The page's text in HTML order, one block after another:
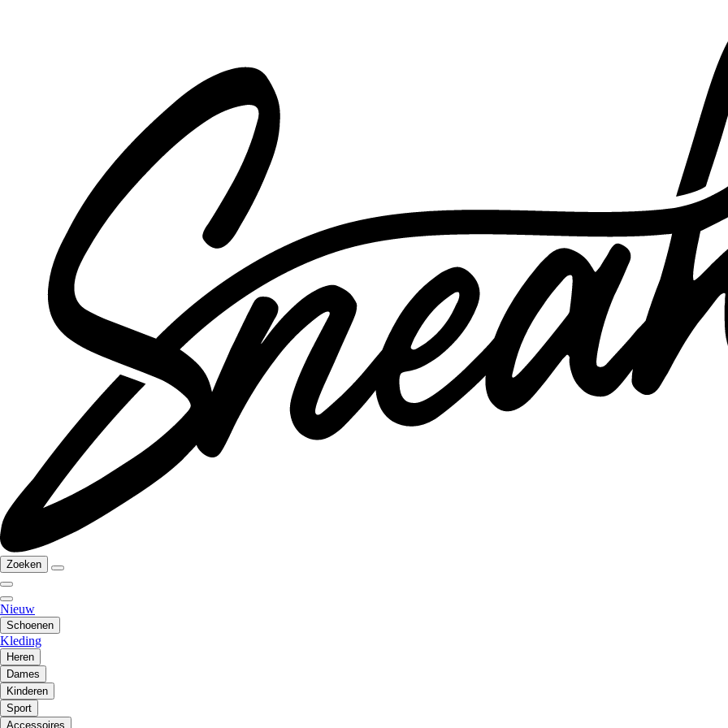
Zoeken
Nieuw
Schoenen
Kleding
Heren
Dames
Kinderen
Sport
Accessoires